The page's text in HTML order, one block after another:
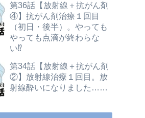
第36話【放射線＋抗がん剤
④】抗がん剤治療１回目
（初日・後半）。やっても
やっても点滴が終わらな
い⁉
第34話【放射線＋抗がん剤
②】放射線治療１回目。放
射線酔いになりました……